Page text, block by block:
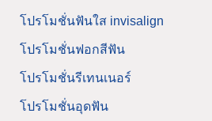
โปรโมชั่นฟันใส invisalign
โปรโมชั่นฟอกสีฟัน
โปรโมชั่นรีเทนเนอร์
โปรโมชั่นอุดฟัน